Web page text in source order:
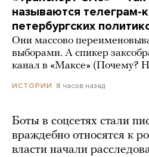
называются телеграм-
петербургских
Они массово
выборами. А спикер
канал в «Максе» (Почему?
ИСТОРИИ 8 часов назад
Боты в соцсетях стали
враждебно относятся к
власти начали